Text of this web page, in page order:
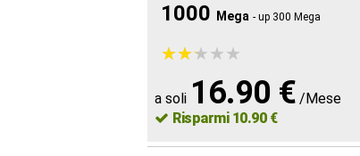
1000 Mega - up 300 Mega
★★★★★
★★★★★
a soli 16.90 € /Mese
Risparmi 10.90 €